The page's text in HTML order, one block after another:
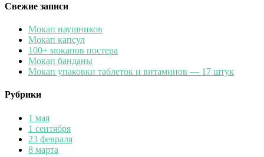
Свежие записи
Мокап наушников
Мокап капсул
100+ мокапов постера
Мокап банданы
Мокап упаковки таблеток и витаминов — 17 штук
Рубрики
1 мая
1 сентября
23 февраля
8 марта